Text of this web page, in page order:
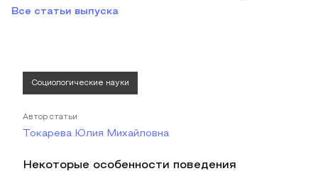
Все статьи выпуска
Социологические науки
Автор статьи
Токарева Юлия Михайловна
Некоторые особенности поведения